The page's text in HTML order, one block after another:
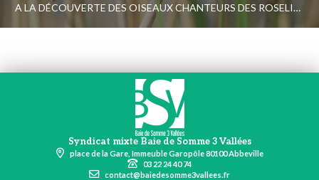
A LA DÉCOUVERTE DES OISEAUX CHANTEURS DES ROSELIÈRES
Syndicat mixte Baie de Somme 3 Vallées
place de la Gare, Immeuble Garopôle 80100 Abbeville
03 22 24 40 74
contact@baiedesomme3vallees.fr